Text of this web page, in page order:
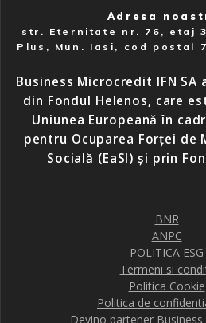
Adresa
str. Eternitate nr. 76, etaj
Plus, Mun. Iasi, cod postal
Business Microcredit IFN
din Fondul Helenos, care
Uniunea Europeană în
pentru Ocuparea Forței de
Socială (EaSI) și prin
BNR
ANPC
POLITICA ESG
Termeni si
Politica Cookie
Politica de
Devino partener